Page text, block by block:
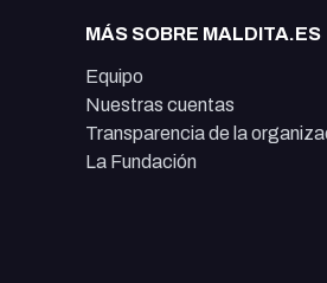
MÁS SOBRE MALDITA.ES
Equipo
Nuestras cuentas
Transparencia de la
La Fundación